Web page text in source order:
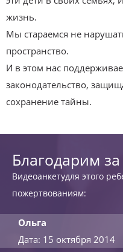
жизнь.
Мы стараемся не
пространство.
И в этом нас
законодательство,
сохранение тайны.
Благодарим
Видеоанкетудля этого
пожертвованиям:
Ольга
Дата: 15 октября 2014